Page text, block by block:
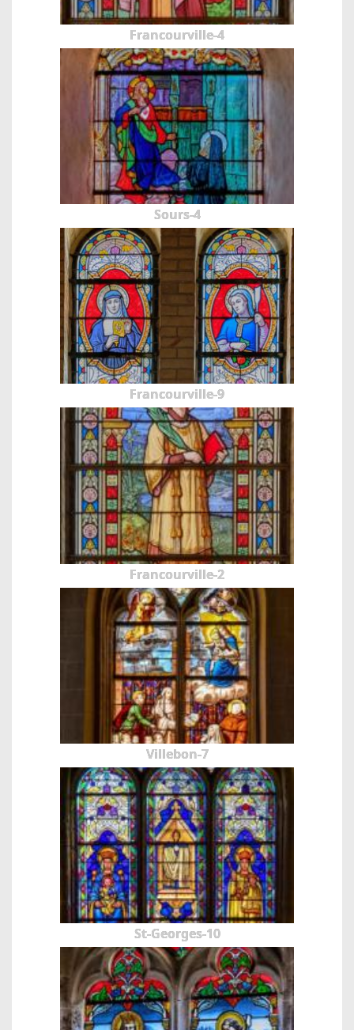
Francourville-4
Sours-4
Francourville-9
Francourville-2
Villebon-7
St-Georges-10